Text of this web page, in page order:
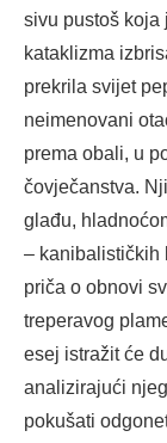
sivu pustoš koja
kataklizma
prekrila svijet
neimenovani
prema obali, u
čovječanstva.
glađu,
– kanibalističkih
priča o obnovi
treperavog
esej istražit će
analizirajući
pokušati